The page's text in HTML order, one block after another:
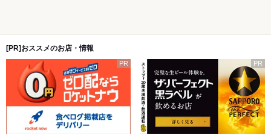
[PR]おススメのお店・情報
PR PR